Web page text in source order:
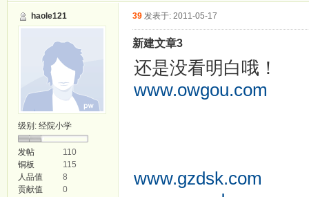
haole121
级别: 经院小学
发帖
110
铜板
115
人品值
8
贡献值
0
39 发表于: 2011-05-17
新建文章3
还是没看明白哦！
www.owgou.com
www.gzdsk.com